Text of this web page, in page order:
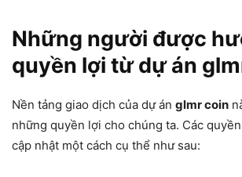
Những người được
quyền lợi từ dự án
Nền tảng giao dịch của dự án glmr coin
những quyền lợi cho chúng ta. Các
cập nhật một cách cụ thể như sau: